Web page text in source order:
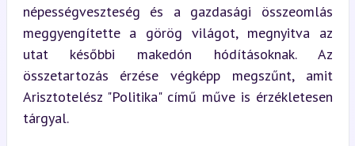
népességveszteség és a gazdasági összeomlás
meggyengítette a görög világot, megnyitva az
utat későbbi makedón hódításoknak. Az
összetartozás érzése végképp megszűnt, amit
Arisztotelész "Politika" című műve is érzékletesen
tárgyal.